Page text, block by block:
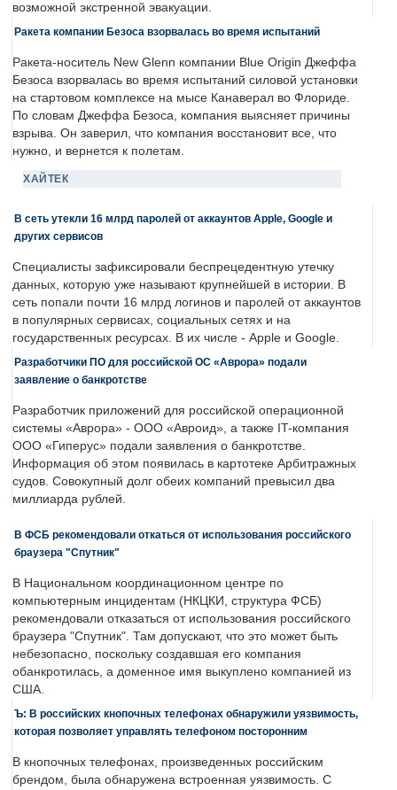
возможной экстренной эвакуации.
Ракета компании Безоса взорвалась во время испытаний
Ракета-носитель New Glenn компании Blue Origin Джеффа
Безоса взорвалась во время испытаний силовой установки
на стартовом комплексе на мысе Канаверал во Флориде.
По словам Джеффа Безоса, компания выясняет причины
взрыва. Он заверил, что компания восстановит все, что
нужно, и вернется к полетам.
ХАЙТЕК
В сеть утекли 16 млрд паролей от аккаунтов Apple, Google и
других сервисов
Специалисты зафиксировали беспрецедентную утечку
данных, которую уже называют крупнейшей в истории. В
сеть попали почти 16 млрд логинов и паролей от аккаунтов
в популярных сервисах, социальных сетях и на
государственных ресурсах. В их числе - Apple и Google.
Разработчики ПО для российской ОС «Аврора» подали
заявление о банкротстве
Разработчик приложений для российской операционной
системы «Аврора» - ООО «Авроид», а также IT-компания
ООО «Гиперус» подали заявления о банкротстве.
Информация об этом появилась в картотеке Арбитражных
судов. Совокупный долг обеих компаний превысил два
миллиарда рублей.
В ФСБ рекомендовали откаться от использования российского
браузера "Спутник"
В Национальном координационном центре по
компьютерным инцидентам (НКЦКИ, структура ФСБ)
рекомендовали отказаться от использования российского
браузера "Спутник". Там допускают, что это может быть
небезопасно, поскольку создавшая его компания
обанкротилась, а доменное имя выкуплено компанией из
США.
Ъ: В российских кнопочных телефонах обнаружили уязвимость,
которая позволяет управлять телефоном посторонним
В кнопочных телефонах, произведенных российским
брендом, была обнаружена встроенная уязвимость. С